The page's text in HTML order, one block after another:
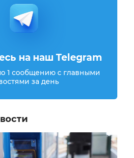
на наш Telegram
1 сообщению с главными
за день